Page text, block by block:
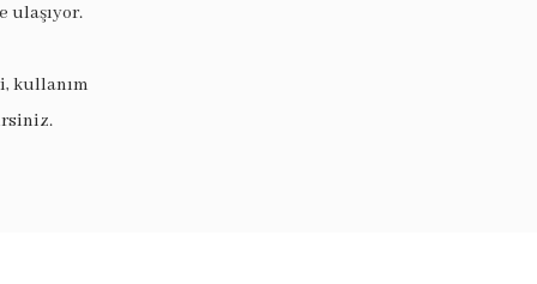
ulaşıyor.
kullanım